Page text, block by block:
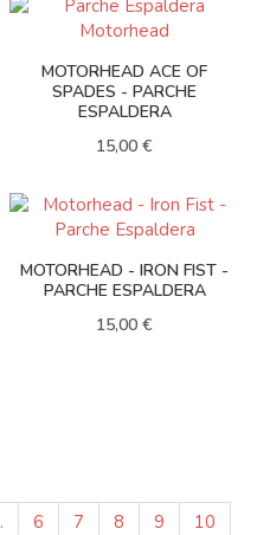
MOTORHEAD ACE OF
SPADES - PARCHE
ESPALDERA
15,00 €
MOTORHEAD - IRON FIST -
PARCHE ESPALDERA
15,00 €
6 7 8 9
10